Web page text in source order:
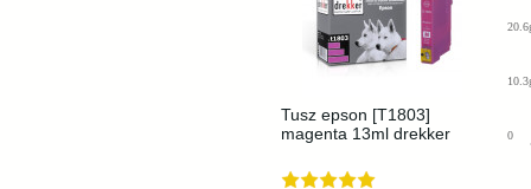
Tusz epson [T1803]
magenta 13ml drekker
0